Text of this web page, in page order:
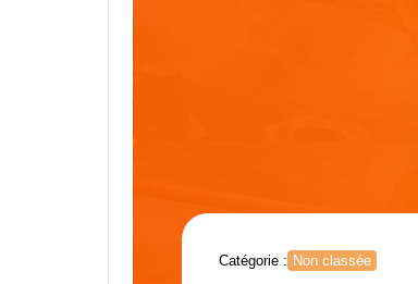
Catégorie : Non classée